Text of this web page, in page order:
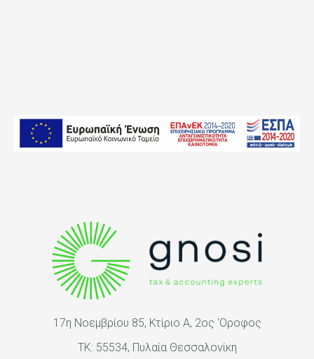
17η Νοεμβρίου 85, Κτίριο Α, 2ος ‘Oροφος
ΤΚ: 55534, Πυλαία Θεσσαλονίκη